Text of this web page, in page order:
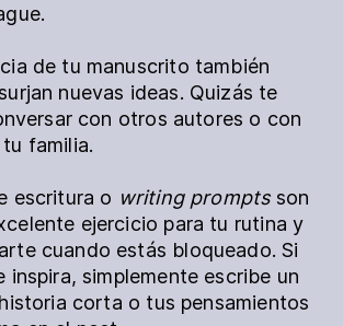
de tu manuscrito también
nuevas ideas. Quizás te
con otros autores o con
familia.
escritura o writing promptsson
ejercicio para tu rutina y
cuando estás bloqueado. Si
inspira, simplemente escribe un
corta o tus pensamientos